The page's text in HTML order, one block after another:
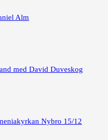
Alm
med David Duveskog
Nybro 15/12